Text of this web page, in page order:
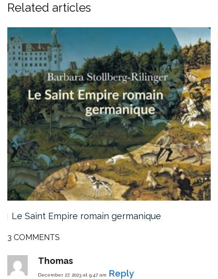
Related articles
Le Saint Empire romain germanique
3 COMMENTS
Thomas
December 27, 2023 at 9:47 am Reply